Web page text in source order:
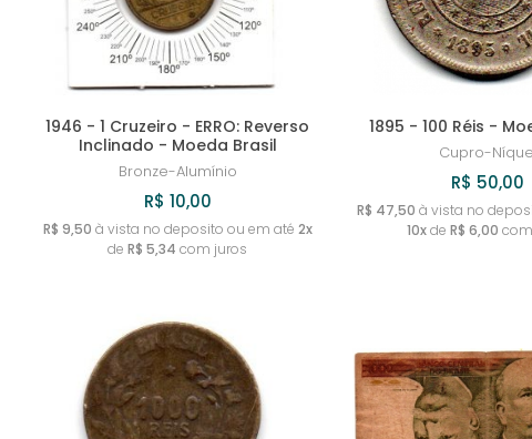
1946 - 1 Cruzeiro - ERRO: Reverso
Inclinado - Moeda Brasil
Bronze-Alumínio
R$ 10,00
R$ 9,50 à vista no deposito ou em até 2x
de R$ 5,34 com juros
1895 - 100 Réis -
Cupro-
R$ 50,00
R$ 47,50 à vista no
10xde R$ 6,00